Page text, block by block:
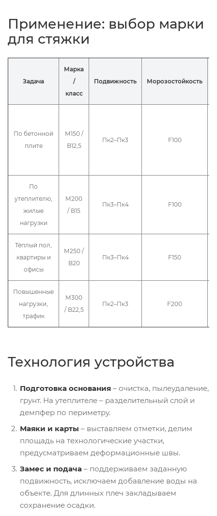
Применение: выбор марки
для стяжки
Задача
Марка
/
класс
Подвижность Морозостойкость
По бетонной
плите
М150 /
B12,5
Пк2–Пк3 F100
По
утеплителю,
жилые
нагрузки
М200
/ B15
Пк3–Пк4 F100
Тёплый пол,
квартиры и
офисы
М250 /
B20
Пк3–Пк4 F150
Повышенные
нагрузки,
трафик
М300
/ B22,5
Пк2–Пк3 F200
Технология устройства
Подготовка основания – очистка, пылеудаление,
грунт. На утеплителе – разделительный слой и
демпфер по периметру.
Маяки и карты – выставляем отметки, делим
площадь на технологические участки,
предусматриваем деформационные швы.
Замес и подача – поддерживаем заданную
подвижность, исключаем добавление воды на
объекте. Для длинных плеч закладываем
сохранение осадки.